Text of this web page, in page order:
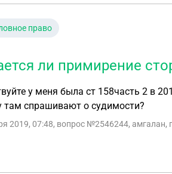
право
ли примирение
у меня была ст 158часть 2 в
там спрашивают о судимости?
2019, 07:48, вопрос №2546244, амгалан,